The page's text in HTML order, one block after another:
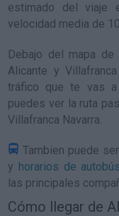
estimado del viaje
velocidad media de
Debajo del mapa de
Alicante y
tráfico que te vas a
puedes ver la ruta
Villafranca Navarra.
Tambien puede
y horarios de
las principales
Cómo llegar de